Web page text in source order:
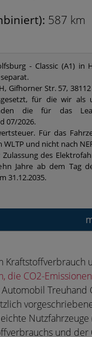
587 km
- Classic (A1) in
Gifhorner Str. 57,
für die wir als
die für das
07/2026.
Für das
und nicht nach
des
Jahre ab dem Tag
31.12.2035.
die CO2-
und